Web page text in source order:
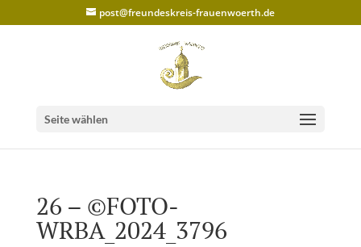
post@freundeskreis-frauenwoerth.de
Seite wählen
26 – ©FOTO-
WRBA_2024_3796